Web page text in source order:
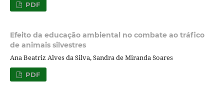
PDF
Efeito da educação ambiental no combate ao tráfico
de animais silvestres
Ana Beatriz Alves da Silva, Sandra de Miranda Soares
PDF